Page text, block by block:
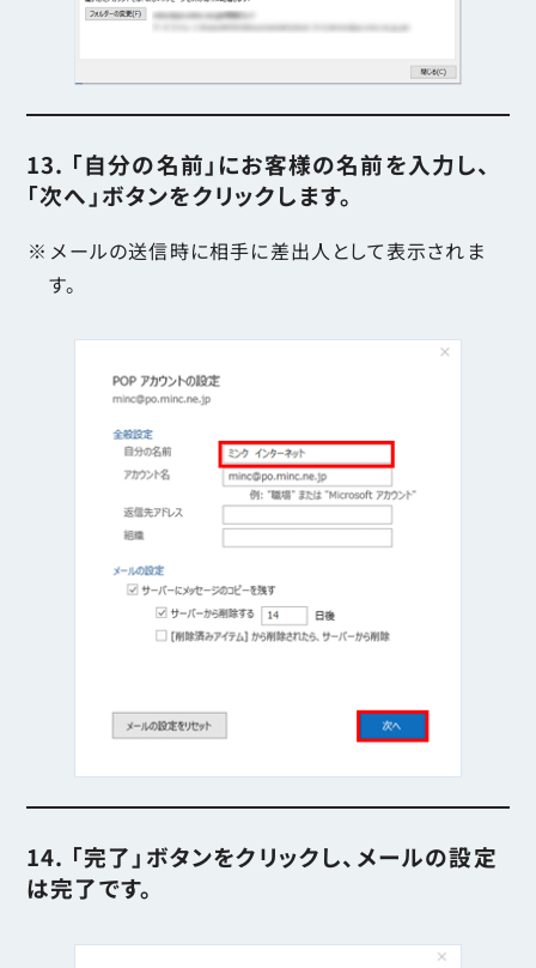
13. 「自分の名前」にお客様の名前を入力し、
「次へ」ボタンをクリックします。
メールの送信時に相手に差出人として表示されま
す。
14. 「完了」ボタンをクリックし、メールの設定
は完了です。